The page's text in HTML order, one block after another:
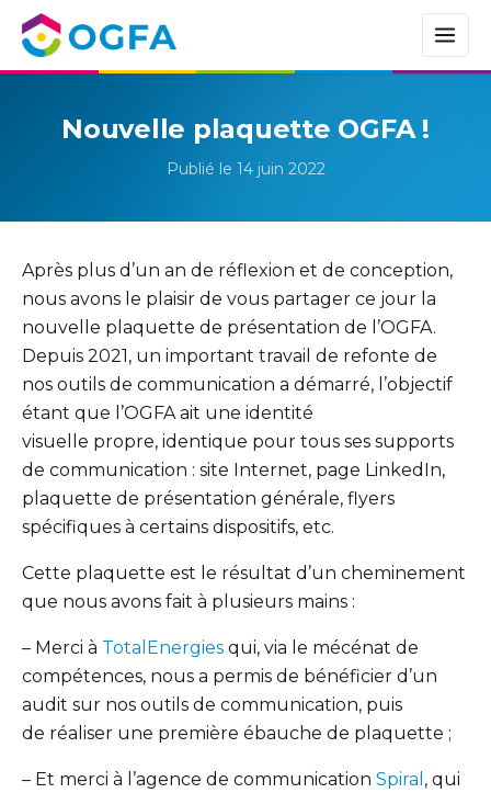
Nouvelle plaquette OGFA !
Publié le 14 juin 2022
Après plus d’un an de réflexion et de conception,
nous avons le plaisir de vous partager ce jour la
nouvelle plaquette de présentation de l’OGFA.
Depuis 2021, un important travail de refonte de
nos outils de communication a démarré, l’objectif
étant que l’OGFA ait une identité
visuelle propre, identique pour tous ses supports
de communication : site Internet, page LinkedIn,
plaquette de présentation générale, flyers
spécifiques à certains dispositifs, etc.
Cette plaquette est le résultat d’un cheminement
que nous avons fait à plusieurs mains :
– Merci à TotalEnergies qui, via le mécénat de
compétences, nous a permis de bénéficier d’un
audit sur nos outils de communication, puis
de réaliser une première ébauche de plaquette ;
– Et merci à l’agence de communication Spiral , qui